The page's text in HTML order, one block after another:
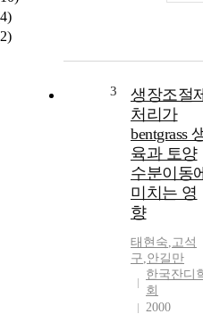
3
생장조절
처리가
bentgrass
육과 토양
수분이동
미치는 영
향
태현숙,고석
구,안길만
한국잔디
회
2000